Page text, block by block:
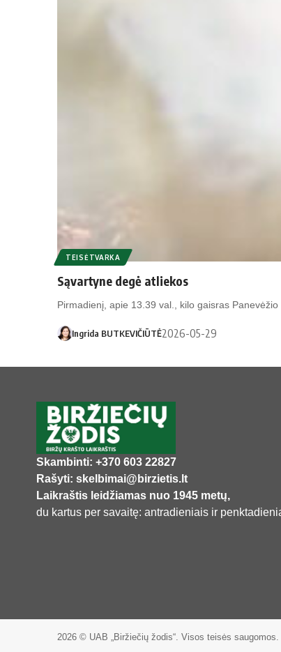
TEISĖTVARKA
Sąvartyne degė atliekos
Pirmadienį, apie 13.39 val., kilo gaisras
Ingrida BUTKEVIČIŪTĖ2026-05-29
Skambinti: +370 603 22827
Rašyti: skelbimai@birzietis.lt
Laikraštis leidžiamas nuo 1945 metų,
du kartus per savaitę: antradieniais ir
2026 © UAB „Biržiečių žodis“. Visos teisės saugomos.